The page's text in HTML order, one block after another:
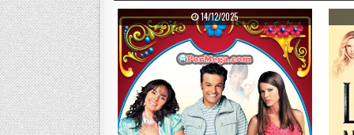
PUBLISHED DATE:
14/12/2025